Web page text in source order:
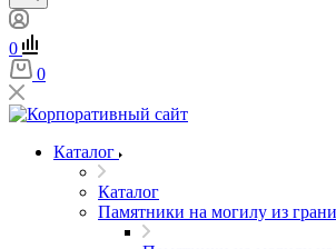
0
0
Каталог
Каталог
Памятники на могилу из